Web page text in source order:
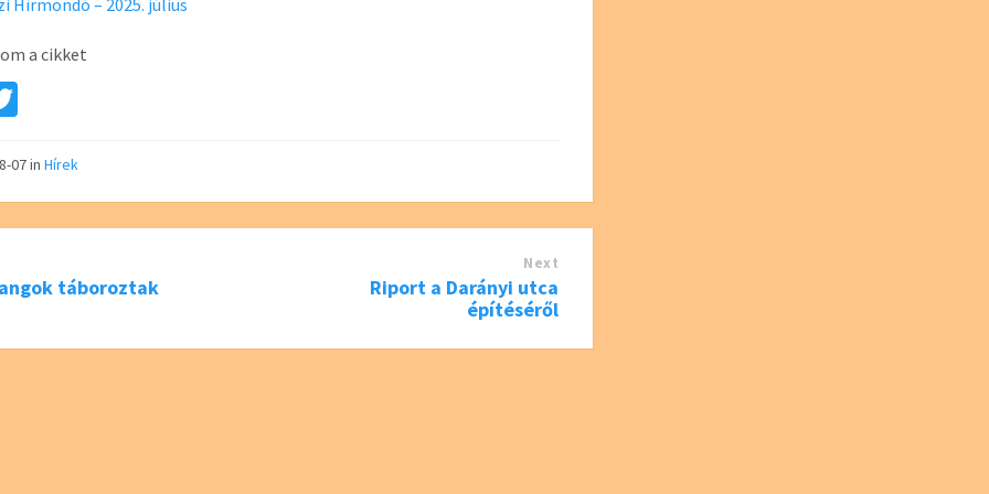
a cikket
tt
er
07inHírek
táboroztak
Next
Riport a Darányi utca
építéséről